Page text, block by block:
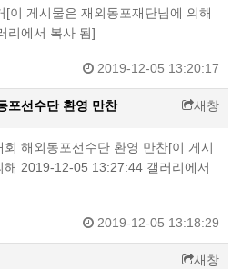
이 게시물은 재외동포재단님에 의해
리에서 복사 됨]
2019-12-05 13:20:17
포선수단 환영 만찬 새창
해외동포선수단 환영 만찬[이 게시
해 2019-12-05 13:27:44 갤러리에서
2019-12-05 13:18:29
새창